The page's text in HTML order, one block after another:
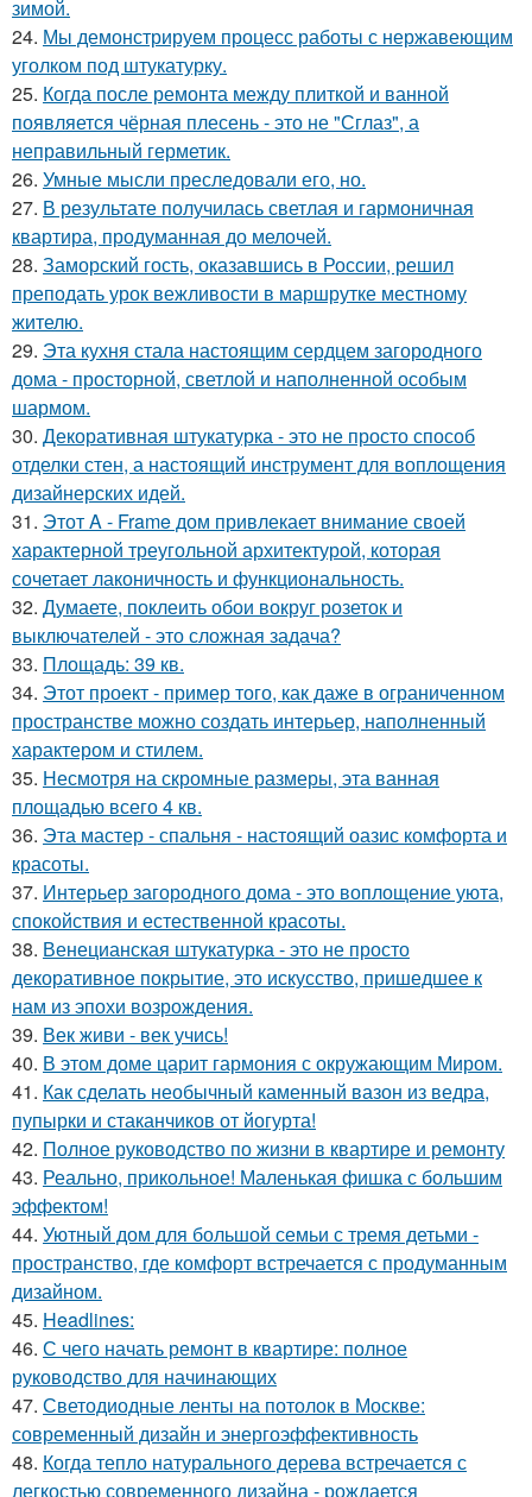
зимой.
24. Мы демонстрируем процесс работы с нержавеющим
уголком под штукатурку.
25. Когда после ремонта между плиткой и ванной
появляется чёрная плесень - это не "Сглаз", а
неправильный герметик.
26. Умные мысли преследовали его, но.
27. В результате получилась светлая и гармоничная
квартира, продуманная до мелочей.
28. Заморский гость, оказавшись в России, решил
преподать урок вежливости в маршрутке местному
жителю.
29. Эта кухня стала настоящим сердцем загородного
дома - просторной, светлой и наполненной особым
шармом.
30. Декоративная штукатурка - это не просто способ
отделки стен, а настоящий инструмент для воплощения
дизайнерских идей.
31. Этот A - Frame дом привлекает внимание своей
характерной треугольной архитектурой, которая
сочетает лаконичность и функциональность.
32. Думаете, поклеить обои вокруг розеток и
выключателей - это сложная задача?
33. Площадь: 39 кв.
34. Этот проект - пример того, как даже в ограниченном
пространстве можно создать интерьер, наполненный
характером и стилем.
35. Несмотря на скромные размеры, эта ванная
площадью всего 4 кв.
36. Эта мастер - спальня - настоящий оазис комфорта и
красоты.
37. Интерьер загородного дома - это воплощение уюта,
спокойствия и естественной красоты.
38. Венецианская штукатурка - это не просто
декоративное покрытие, это искусство, пришедшее к
нам из эпохи возрождения.
39. Век живи - век учись!
40. В этом доме царит гармония с окружающим Миром.
41. Как сделать необычный каменный вазон из ведра,
пупырки и стаканчиков от йогурта!
42. Полное руководство по жизни в квартире и ремонту
43. Реально, прикольное! Маленькая фишка с большим
эффектом!
44. Уютный дом для большой семьи с тремя детьми -
пространство, где комфорт встречается с продуманным
дизайном.
45. Headlines:
46. С чего начать ремонт в квартире: полное
руководство для начинающих
47. Светодиодные ленты на потолок в Москве:
современный дизайн и энергоэффективность
48. Когда тепло натурального дерева встречается с
легкостью современного дизайна - рождается